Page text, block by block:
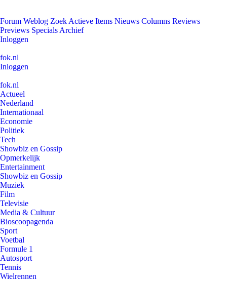
Forum Weblog Zoek Actieve Items Nieuws Columns Reviews
Previews Specials Archief
Inloggen
fok.nl
Inloggen
fok.nl
Actueel
Nederland
Internationaal
Economie
Politiek
Tech
Showbiz en Gossip
Opmerkelijk
Entertainment
Showbiz en Gossip
Muziek
Film
Televisie
Media & Cultuur
Bioscoopagenda
Sport
Voetbal
Formule 1
Autosport
Tennis
Wielrennen